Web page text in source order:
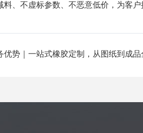
料、不虚标参数、不恶意低价，为客
优势｜一站式橡胶定制，从图纸到成